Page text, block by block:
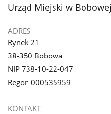
galerii.
stopka
Urząd Miejski w Bobowej
ADRES
Rynek 21
38-350 Bobowa
NIP 738-10-22-047
Regon 000535959
KONTAKT